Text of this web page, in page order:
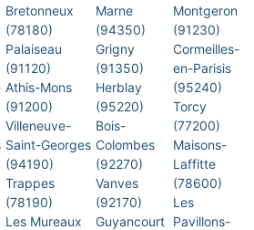
Bretonneux
(78180)
Palaiseau
(91120)
Athis-Mons
(91200)
Villeneuve-
Saint-Georges
(94190)
Trappes
(78190)
Les Mureaux
Marne
(94350)
Grigny
(91350)
Herblay
(95220)
Bois-
Colombes
(92270)
Vanves
(92170)
Guyancourt
Montgeron
(91230)
Cormeilles-
en-Parisis
(95240)
Torcy
(77200)
Maisons-
Laffitte
(78600)
Les
Pavillons-